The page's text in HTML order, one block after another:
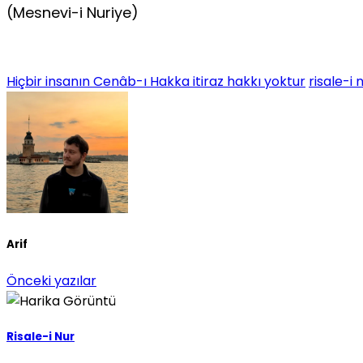
(Mesnevi-i Nuriye)
Hiçbir insanın Cenâb-ı Hakka itiraz hakkı yoktur risale-i
Arif
Önceki yazılar
Risale-i Nur